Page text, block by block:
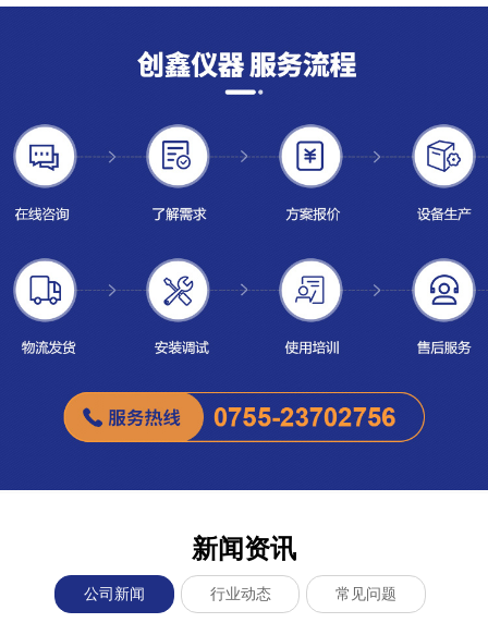
新闻资讯
公司新闻 行业动态 常见问题